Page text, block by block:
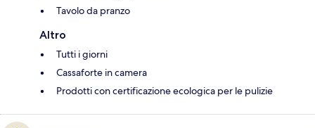
Tavolo da pranzo
Altro
Tutti i giorni
Cassaforte in camera
Prodotti con certificazione ecologica per le pulizie